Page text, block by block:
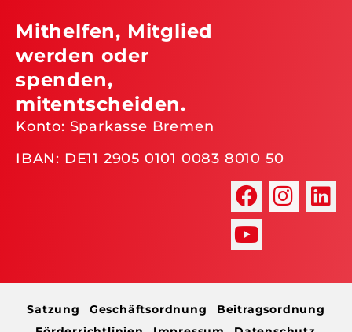
Mithelfen, Mitglied
werden oder
spenden,
mitentscheiden.
Konto: Sparkasse Bremen
IBAN: DE11 2905 0101 0083 8010 50
Satzung Geschäftsordnung
Beitragsordnung